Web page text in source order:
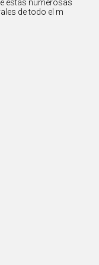
estas numerosas
de todo el m